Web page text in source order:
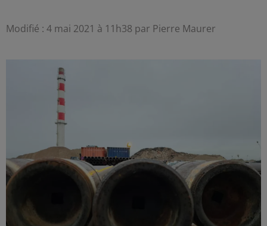
Modifié : 4 mai 2021 à 11h38 par Pierre Maurer